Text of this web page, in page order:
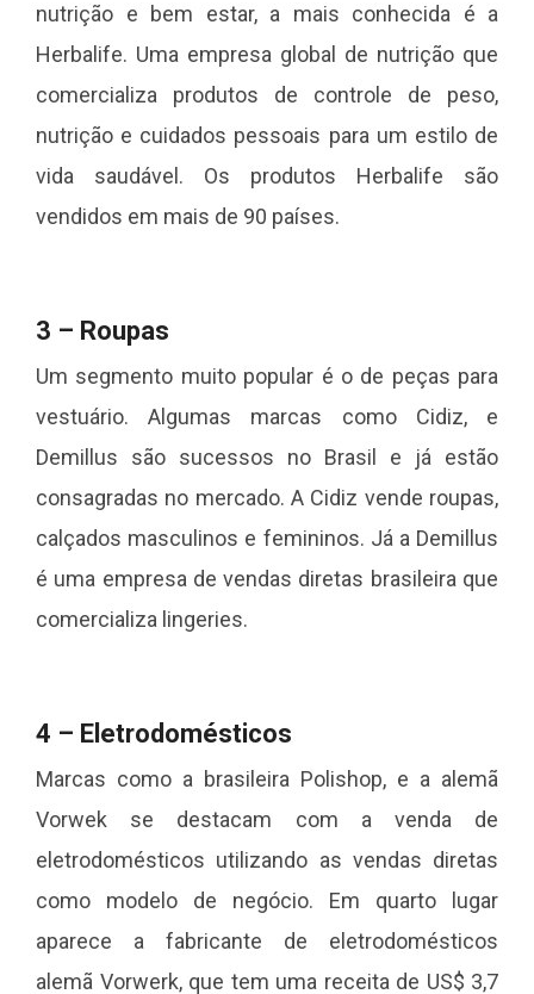
nutrição e bem estar, a mais conhecida é a
Herbalife. Uma empresa global de nutrição que
comercializa produtos de controle de peso,
nutrição e cuidados pessoais para um estilo de
vida saudável. Os produtos Herbalife são
vendidos em mais de 90 países.
3 – Roupas
Um segmento muito popular é o de peças para
vestuário. Algumas marcas como Cidiz, e
Demillus são sucessos no Brasil e já estão
consagradas no mercado. A Cidiz vende roupas,
calçados masculinos e femininos. Já a Demillus
é uma empresa de vendas diretas brasileira que
comercializa lingeries.
4 – Eletrodomésticos
Marcas como a brasileira Polishop, e a alemã
Vorwek se destacam com a venda de
eletrodomésticos utilizando as vendas diretas
como modelo de negócio. Em quarto lugar
aparece a fabricante de eletrodomésticos
alemã Vorwerk, que tem uma receita de US$ 3,7